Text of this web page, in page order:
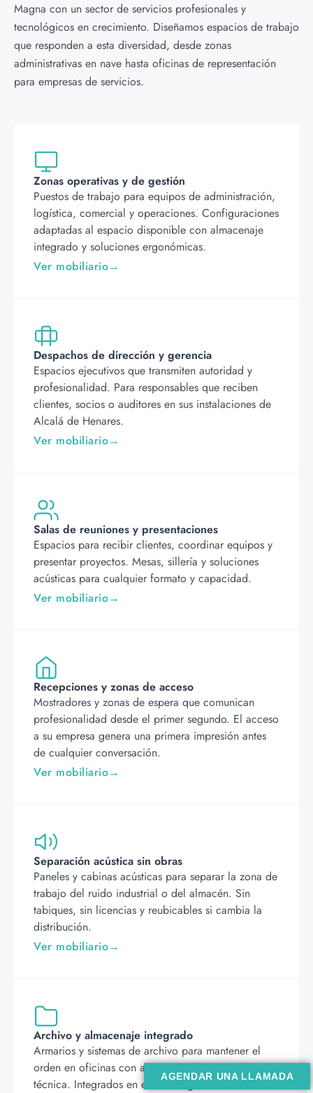
AGENDAR UNA LLAMADA
Magna con un sector de servicios profesionales y
tecnológicos en crecimiento. Diseñamos espacios de trabajo
que responden a esta diversidad, desde zonas
administrativas en nave hasta oficinas de representación
para empresas de servicios.
Zonas operativas y de gestión
Puestos de trabajo para equipos de administración,
logística, comercial y operaciones. Configuraciones
adaptadas al espacio disponible con almacenaje
integrado y soluciones ergonómicas.
Ver mobiliario
Despachos de dirección y gerencia
Espacios ejecutivos que transmiten autoridad y
profesionalidad. Para responsables que reciben
clientes, socios o auditores en sus instalaciones de
Alcalá de Henares.
Ver mobiliario
Salas de reuniones y presentaciones
Espacios para recibir clientes, coordinar equipos y
presentar proyectos. Mesas, sillería y soluciones
acústicas para cualquier formato y capacidad.
Ver mobiliario
Recepciones y zonas de acceso
Mostradores y zonas de espera que comunican
profesionalidad desde el primer segundo. El acceso
a su empresa genera una primera impresión antes
de cualquier conversación.
Ver mobiliario
Separación acústica sin obras
Paneles y cabinas acústicas para separar la zona de
trabajo del ruido industrial o del almacén. Sin
tabiques, sin licencias y reubicables si cambia la
distribución.
Ver mobiliario
Archivo y almacenaje integrado
Armarios y sistemas de archivo para mantener el
orden en oficinas con alta carga documental o
técnica. Integrados en el diseño general sin restar